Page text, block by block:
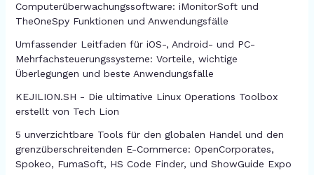
Computerüberwachungssoftware: iMonitorSoft und
TheOneSpy Funktionen und Anwendungsfälle
Umfassender Leitfaden für iOS-, Android- und PC-
Mehrfachsteuerungssysteme: Vorteile, wichtige
Überlegungen und beste Anwendungsfälle
KEJILION.SH - Die ultimative Linux Operations Toolbox
erstellt von Tech Lion
5 unverzichtbare Tools für den globalen Handel und den
grenzüberschreitenden E-Commerce: OpenCorporates,
Spokeo, FumaSoft, HS Code Finder, und ShowGuide Expo